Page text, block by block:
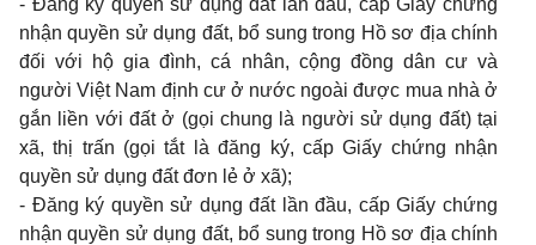
- Đăng ký quyền sử dụng đất lần đầu, cấp Giấy chứng
nhận quyền sử dụng đất, bổ sung trong Hồ sơ địa chính
đối với hộ gia đình, cá nhân, cộng đồng dân cư và
người Việt Nam định cư ở nước ngoài được mua nhà ở
gắn liền với đất ở (gọi chung là người sử dụng đất) tại
xã, thị trấn (gọi tắt là đăng ký, cấp Giấy chứng nhận
quyền sử dụng đất đơn lẻ ở xã);
- Đăng ký quyền sử dụng đất lần đầu, cấp Giấy chứng
nhận quyền sử dụng đất, bổ sung trong Hồ sơ địa chính